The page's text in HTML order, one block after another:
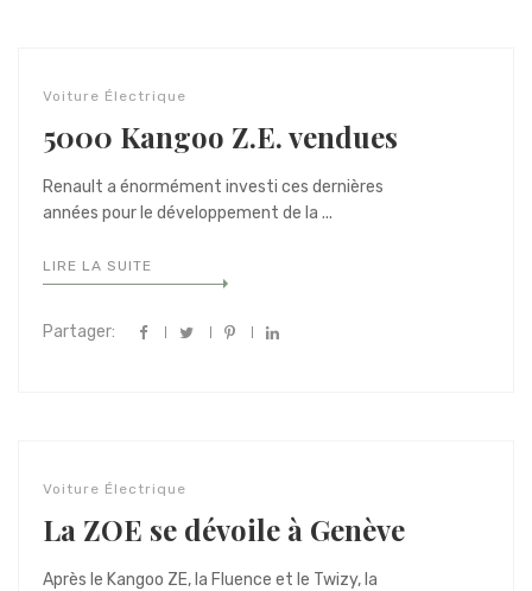
Voiture Électrique
5000 Kangoo Z.E. vendues
Renault a énormément investi ces dernières
années pour le développement de la ...
LIRE LA SUITE
Partager:
Voiture Électrique
La ZOE se dévoile à Genève
Après le Kangoo ZE, la Fluence et le Twizy, la